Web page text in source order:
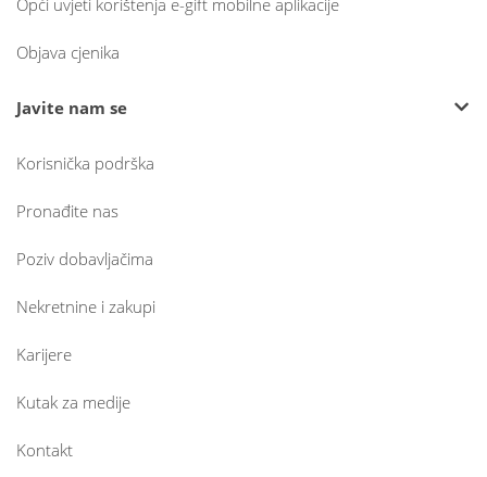
Opći uvjeti korištenja e-gift mobilne aplikacije
Objava cjenika
Javite nam se
Korisnička podrška
Pronađite nas
Poziv dobavljačima
Nekretnine i zakupi
Karijere
Kutak za medije
Kontakt